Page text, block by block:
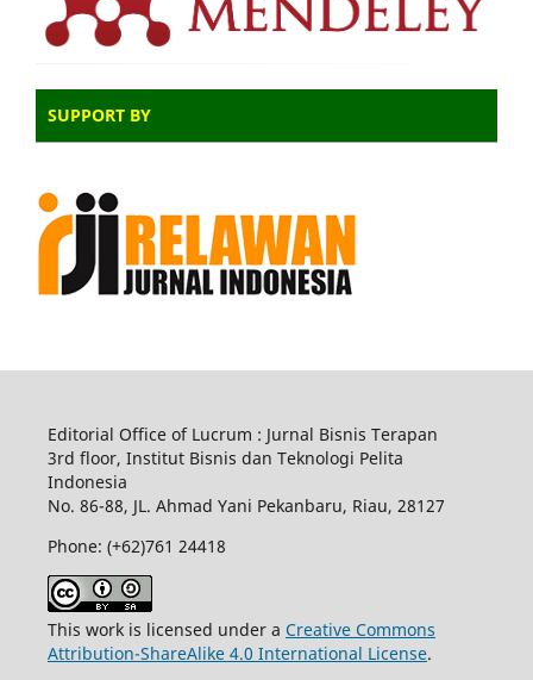
SUPPORT BY
Editorial Office of Lucrum : Jurnal Bisnis Terapan
3rd floor, Institut Bisnis dan Teknologi Pelita
Indonesia
No. 86-88, JL. Ahmad Yani Pekanbaru, Riau, 28127
Phone: (+62)761 24418
This work is licensed under a Creative Commons
Attribution-ShareAlike 4.0 International License.